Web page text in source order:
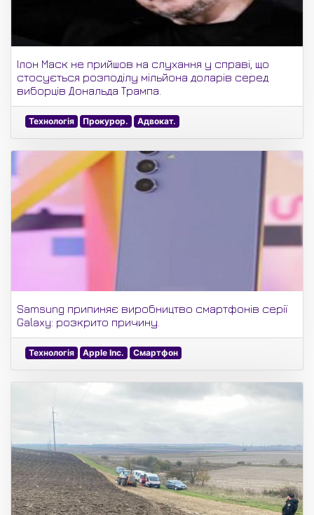
Ілон Маск не прийшов на слухання у справі, що
стосується розподілу мільйона доларів серед
виборців Дональда Трампа.
Технологія Прокурор. Адвокат.
Samsung припиняє виробництво смартфонів серії
Galaxy: розкрито причину.
Технологія Apple Inc. Смартфон